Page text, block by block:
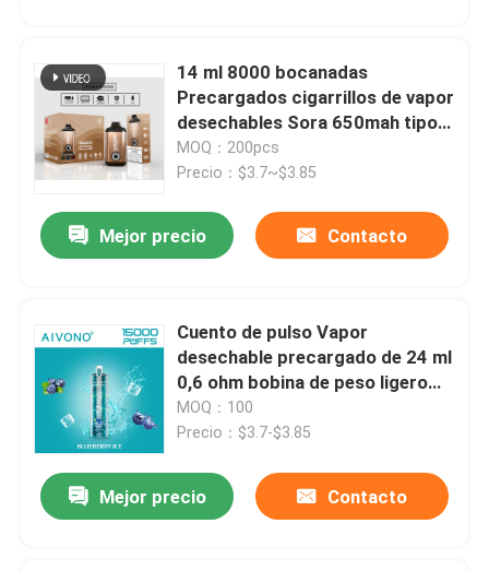
14 ml 8000 bocanadas
Precargados cigarrillos de vapor
desechables Sora 650mah tipo-
C recargable
MOQ：200pcs
Precio：$3.7~$3.85
Mejor precio Contacto
Cuento de pulso Vapor
desechable precargado de 24 ml
0,6 ohm bobina de peso ligero
96g diseño.
MOQ：100
Precio：$3.7-$3.85
Mejor precio Contacto